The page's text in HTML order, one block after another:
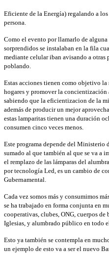
Eficiente de la Energía) regalando a
persona.
Como el evento por llamarlo de
sorprendidos se instalaban en la fila
mediante celular iban avisando a otras
poblando.
Estas acciones tienen como objetivo
hogares y promover la concientización
sabiendo que la eficientizacion de la
además de producir un mejor
estas lamparitas tienen una duración
consumen cinco veces menos.
Este programa depende del Ministerio
sumado al que también al que se va a
el remplazo de las lámparas del
por tecnología Led, es un cambio de
Gubernamental.
Cada vez somos más y consumimos
se ha trabajado en forma conjunta en
cooperativas, clubes, ONG, cuerpos
Iglesias, y alumbrado público en todo
Esto ya también se contempla en
un ejemplo de esto va a ser el nuevo